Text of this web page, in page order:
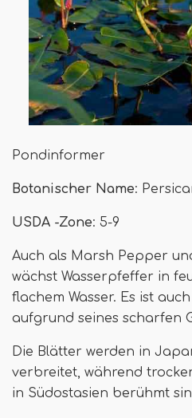
Pondinformer
Botanischer Name:
USDA -Zone: 5-9
Auch als Marsh Pepper
wächst Wasserpfeffer in
flachem Wasser. Es ist
aufgrund seines scharfen
Die Blätter werden in
verbreitet, während
in Südostasien berühmt